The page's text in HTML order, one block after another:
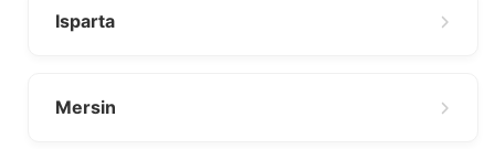
Isparta
Mersin